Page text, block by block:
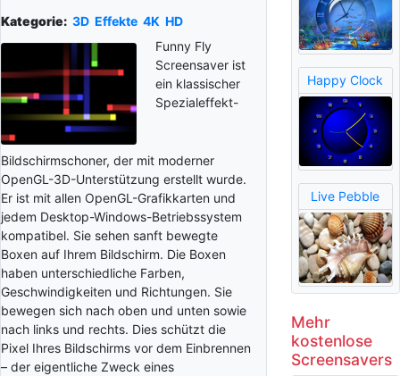
Kategorie: 3D Effekte 4K HD
Funny Fly
Screensaver ist
ein klassischer
Spezialeffekt-
Bildschirmschoner, der mit moderner
OpenGL-3D-Unterstützung erstellt wurde.
Er ist mit allen OpenGL-Grafikkarten und
jedem Desktop-Windows-Betriebssystem
kompatibel. Sie sehen sanft bewegte
Boxen auf Ihrem Bildschirm. Die Boxen
haben unterschiedliche Farben,
Geschwindigkeiten und Richtungen. Sie
bewegen sich nach oben und unten sowie
nach links und rechts. Dies schützt die
Pixel Ihres Bildschirms vor dem Einbrennen
– der eigentliche Zweck eines
Happy Clock
Live Pebble
Mehr
kostenlose
Screensavers